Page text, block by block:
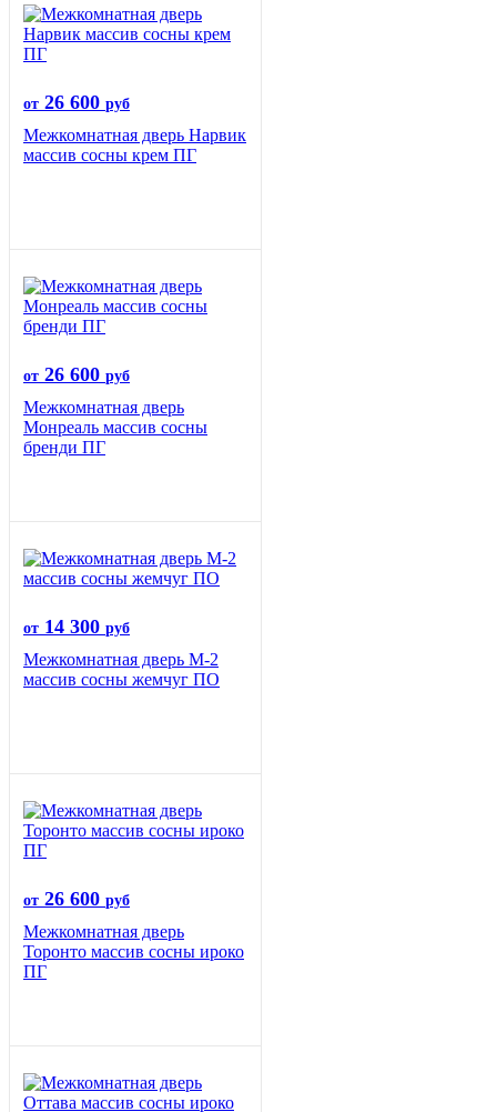
от 26 600 руб
Межкомнатная дверь Нарвик
массив сосны крем ПГ
от 26 600 руб
Межкомнатная дверь
Монреаль массив сосны
бренди ПГ
от 14 300 руб
Межкомнатная дверь М-2
массив сосны жемчуг ПО
от 26 600 руб
Межкомнатная дверь
Торонто массив сосны ироко
ПГ